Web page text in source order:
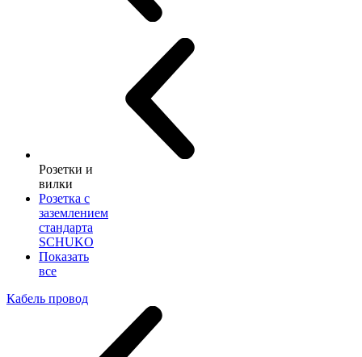
Розетки и
вилки
Розетка с
заземлением
стандарта
SCHUKO
Показать
все
Кабель провод